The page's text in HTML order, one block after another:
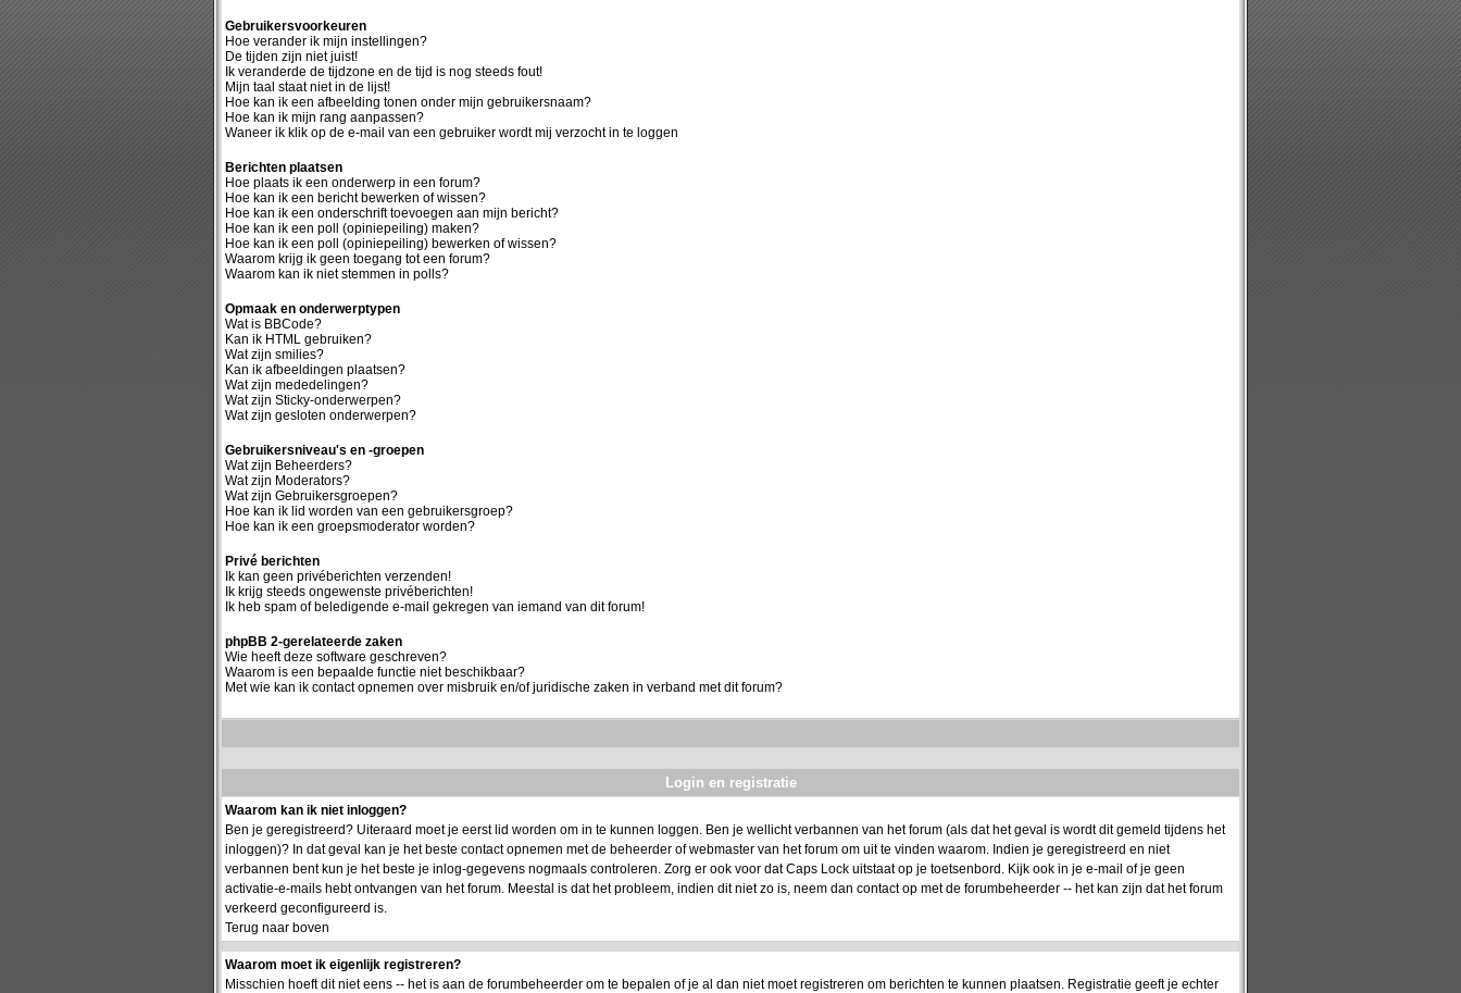
Gebruikersvoorkeuren
Hoe verander ik mijn instellingen?
De tijden zijn niet juist!
Ik veranderde de tijdzone en de tijd is nog steeds fout!
Mijn taal staat niet in de lijst!
Hoe kan ik een afbeelding tonen onder mijn gebruikersnaam?
Hoe kan ik mijn rang aanpassen?
Waneer ik klik op de e-mail van een gebruiker wordt mij verzocht in te loggen
Berichten plaatsen
Hoe plaats ik een onderwerp in een forum?
Hoe kan ik een bericht bewerken of wissen?
Hoe kan ik een onderschrift toevoegen aan mijn bericht?
Hoe kan ik een poll (opiniepeiling) maken?
Hoe kan ik een poll (opiniepeiling) bewerken of wissen?
Waarom krijg ik geen toegang tot een forum?
Waarom kan ik niet stemmen in polls?
Opmaak en onderwerptypen
Wat is BBCode?
Kan ik HTML gebruiken?
Wat zijn smilies?
Kan ik afbeeldingen plaatsen?
Wat zijn mededelingen?
Wat zijn Sticky-onderwerpen?
Wat zijn gesloten onderwerpen?
Gebruikersniveau's en -groepen
Wat zijn Beheerders?
Wat zijn Moderators?
Wat zijn Gebruikersgroepen?
Hoe kan ik lid worden van een gebruikersgroep?
Hoe kan ik een groepsmoderator worden?
Privé berichten
Ik kan geen privéberichten verzenden!
Ik krijg steeds ongewenste privéberichten!
Ik heb spam of beledigende e-mail gekregen van iemand van dit forum!
phpBB 2-gerelateerde zaken
Wie heeft deze software geschreven?
Waarom is een bepaalde functie niet beschikbaar?
Met wie kan ik contact opnemen over misbruik en/of juridische zaken in verband met dit forum?
Login en registratie
Waarom kan ik niet inloggen?
Ben je geregistreerd? Uiteraard moet je eerst lid worden om in te kunnen loggen. Ben je wellicht verbannen van het forum (als dat het geval is wordt dit gemeld tijdens het
inloggen)? In dat geval kan je het beste contact opnemen met de beheerder of webmaster van het forum om uit te vinden waarom. Indien je geregistreerd en niet
verbannen bent kun je het beste je inlog-gegevens nogmaals controleren. Zorg er ook voor dat Caps Lock uitstaat op je toetsenbord. Kijk ook in je e-mail of je geen
activatie-e-mails hebt ontvangen van het forum. Meestal is dat het probleem, indien dit niet zo is, neem dan contact op met de forumbeheerder -- het kan zijn dat het forum
verkeerd geconfigureerd is.
Terug naar boven
Waarom moet ik eigenlijk registreren?
Misschien hoeft dit niet eens -- het is aan de forumbeheerder om te bepalen of je al dan niet moet registreren om berichten te kunnen plaatsen. Registratie geeft je echter